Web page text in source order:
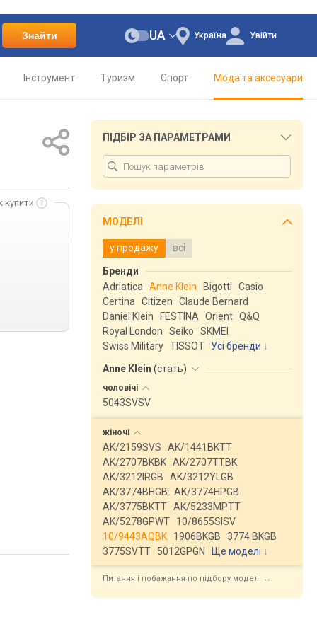
Знайти Україна
UA Увійти
Інструмент Туризм Спорт Мода та аксесуари
купити
ПІДБІР ЗА ПАРАМЕТРАМИ
МОДЕЛІ
у продажу всі
Бренди
Adriatica
Anne Klein Bigotti
Casio
Certina
Citizen
Claude Bernard
Daniel Klein
FESTINA Orient Q&Q
Royal London
Seiko
SKMEI
Swiss Military TISSOT
Усі бренди
Anne Klein (стать)
чоловічі
5043SVSV
жіночі
AK/2159SVS
AK/1441BKTT
AK/2707BKBK AK/2707TTBK
AK/3212IRGB
AK/3212YLGB
AK/3774BHGB
AK/3774HPGB
AK/3775BKTT AK/5233MPTT
AK/5278GPWT
10/8655SISV
10/9443AQBK
1906BKGB
3774 BKGB
3775SVTT
5012GPGN Ще моделі ↓
Питання і побажання по підбору моделі →